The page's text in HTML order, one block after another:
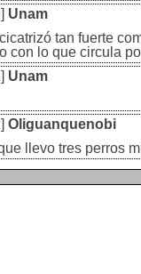
Unam
tan fuerte
con lo que circula
Unam
Oliguanquenobi
llevo tres perros